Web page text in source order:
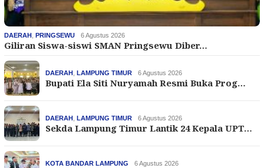
DAERAH PRINGSEWU 6 Agustus 2026
Giliran Siswa-siswi SMAN Pringsewu Diber…
DAERAH LAMPUNG TIMUR 6 Agustus 2026
Bupati Ela Siti Nuryamah Resmi Buka Prog…
DAERAH LAMPUNG TIMUR 6 Agustus 2026
Sekda Lampung Timur Lantik 24 Kepala UPT…
KOTA BANDAR LAMPUNG 6 Agustus 2026